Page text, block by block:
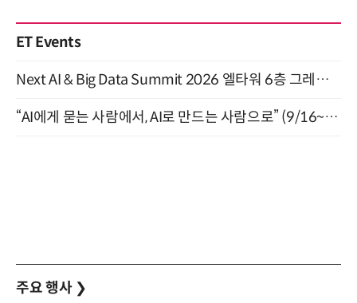
ET Events
Next AI & Big Data Summit 2026 엘타워 6층 그레이스홀 개최 (9/18)
“AI에게 묻는 사람에서, AI로 만드는 사람으로” (9/16~17)
주요 행사 ❯